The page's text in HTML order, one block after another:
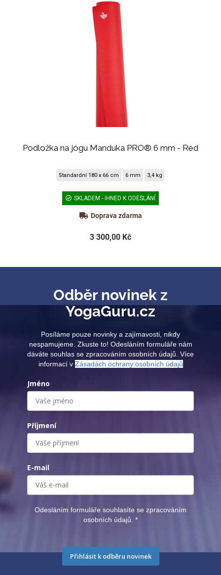
Podložka na jógu Manduka PRO® 6 mm - Red
Standardní 180 x 66 cm 6 mm 3,4 kg
SKLADEM - IHNED K ODESLÁNÍ
Doprava zdarma
3 300,00 Kč
Odběr novinek z
YogaGuru.cz
Posíláme pouze novinky a zajímavosti, nikdy
nespamujeme. Zkuste to! Odesláním formuláře nám
dáváte souhlas se zpracováním osobních údajů. Více
informací v Zásadách ochrany osobních údajů
Jméno
Příjmení
E-mail
Odesláním formuláře souhlasíte se zpracováním
osobních údajů. *
Přihlásit k odběru novinek